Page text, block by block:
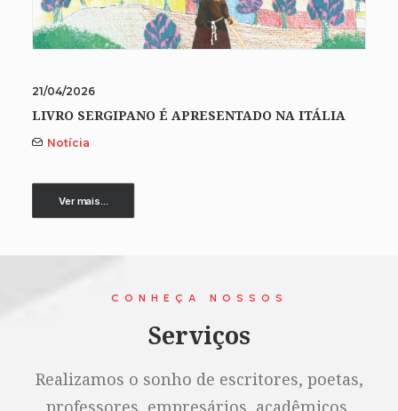
21/04/2026
LIVRO SERGIPANO É APRESENTADO NA ITÁLIA
Notícia
Ver mais...
CONHEÇA NOSSOS
Serviços
Realizamos o sonho de escritores, poetas,
professores, empresários, acadêmicos,